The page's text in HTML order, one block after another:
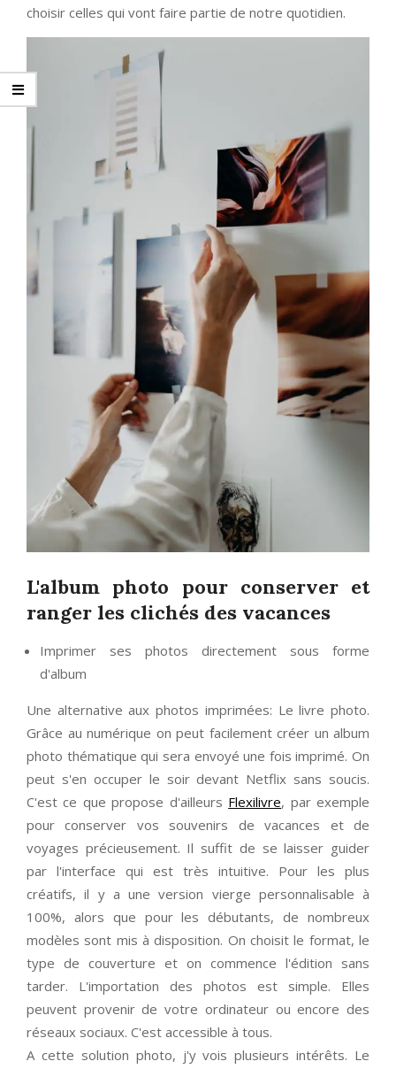
choisir celles qui vont faire partie de notre quotidien.
L'album photo pour conserver et
ranger les clichés des vacances
Imprimer ses photos directement sous forme
d'album
Une alternative aux photos imprimées: Le livre photo.
Grâce au numérique on peut facilement créer un album
photo thématique qui sera envoyé une fois imprimé. On
peut s'en occuper le soir devant Netflix sans soucis.
C'est ce que propose d'ailleurs Flexilivre, par exemple
pour conserver vos souvenirs de vacances et de
voyages précieusement. Il suffit de se laisser guider
par l'interface qui est très intuitive. Pour les plus
créatifs, il y a une version vierge personnalisable à
100%, alors que pour les débutants, de nombreux
modèles sont mis à disposition. On choisit le format, le
type de couverture et on commence l'édition sans
tarder. L'importation des photos est simple. Elles
peuvent provenir de votre ordinateur ou encore des
réseaux sociaux. C'est accessible à tous.
A cette solution photo, j'y vois plusieurs intérêts. Le